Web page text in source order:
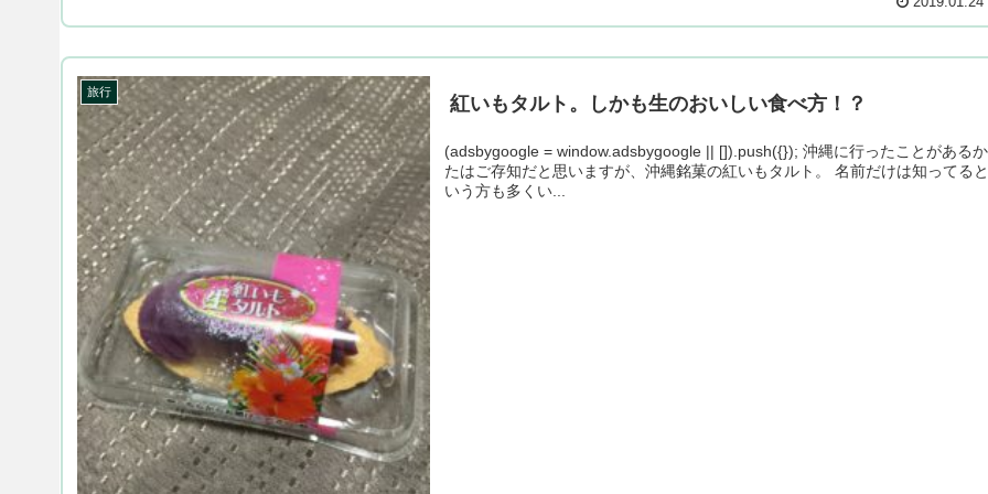
旅行
紅いもタルト。しかも生のおいしい食べ方！？
(adsbygoogle = window.adsbygoogle || []).push({}); 沖縄に行ったことがあるか
たはご存知だと思いますが、沖縄銘菓の紅いもタルト。 名前だけは知ってる
いう方も多くい...